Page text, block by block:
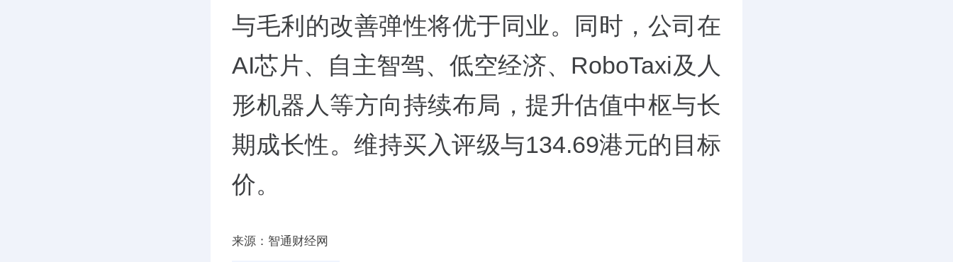
与毛利的改善弹性将优于同业。同时，公司在
AI芯片、自主智驾、低空经济、RoboTaxi及人
形机器人等方向持续布局，提升估值中枢与长
期成长性。维持买入评级与134.69港元的目标
价。
来源：智通财经网